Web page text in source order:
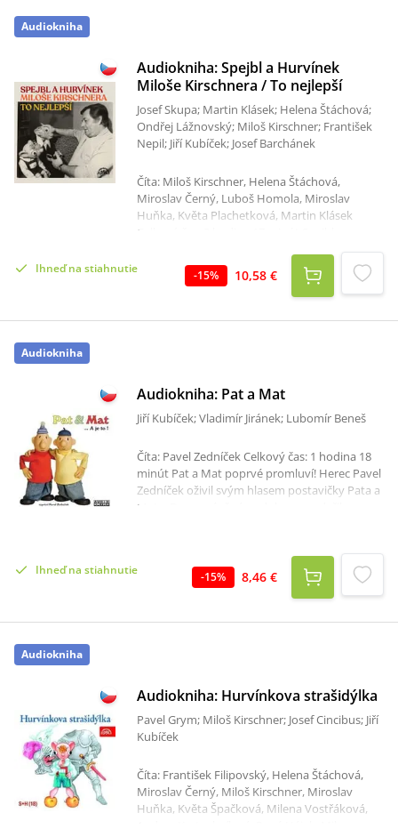
Audiokniha
Audiokniha: Spejbl a Hurvínek
Miloše Kirschnera / To nejlepší
Josef Skupa; Martin Klásek; Helena Štáchová;
Ondřej Lážnovský; Miloš Kirschner; František
Nepil; Jiří Kubíček; Josef Barchánek
Číta: Miloš Kirschner, Helena Štáchová,
Miroslav Černý, Luboš Homola, Miroslav
Huňka, Květa Plachetková, Martin Klásek
Celkový čas: 3 hodiny 17 minút Spejbl a
Hurvínek Miloše Kirschnera / To nejlepší je
pozoruhodné "trojalbum" s výběrem
nejlepších i raritních nahrávek. Obsahuje mimo
jiné nahrávku premiérového uvedení hry Ještě
jeden Hurvínek z roku 1979.
Ihneď na stiahnutie -15% 10,58 €
Audiokniha
Audiokniha: Pat a Mat
Jiří Kubíček; Vladimír Jiránek; Lubomír Beneš
Číta: Pavel Zedníček Celkový čas: 1 hodina 18
minút Pat a Mat poprvé promluví! Herec Pavel
Zedníček oživil svým hlasem postavičky Pata a
Mata. Do vyprávěné podoby se podařilo
atmosféru Pata a Mata i díky množství
typických zvukových efektů.
Ihneď na stiahnutie -15% 8,46 €
Audiokniha
Audiokniha: Hurvínkova strašidýlka
Pavel Grym; Miloš Kirschner; Josef Cincibus; Jiří
Kubíček
Číta: František Filipovský, Helena Štáchová,
Miroslav Černý, Miloš Kirschner, Miroslav
Huňka, Květa Špačková, Milena Vostřáková,